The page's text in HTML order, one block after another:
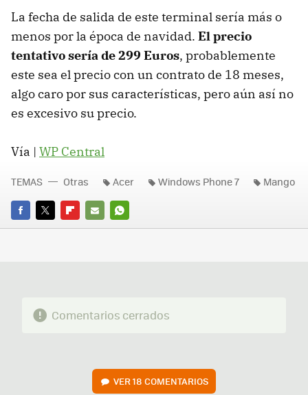
La fecha de salida de este terminal sería más o
menos por la época de navidad. El precio
tentativo sería de 299 Euros, probablemente
este sea el precio con un contrato de 18 meses,
algo caro por sus características, pero aún así no
es excesivo su precio.
Vía | WP Central
FACEBOOK
TWITTERFLIPBOARD
E-
WHATSAPP
TEMAS Otras Acer Windows Phone 7 Mango
Comentarios cerrados
VER18 COMENTARIOS